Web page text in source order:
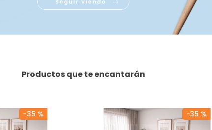
Productos que te encantarán
-35 % -35 %